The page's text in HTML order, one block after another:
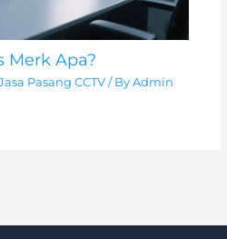
Merk Apa?
Pasang CCTV/ By Admin